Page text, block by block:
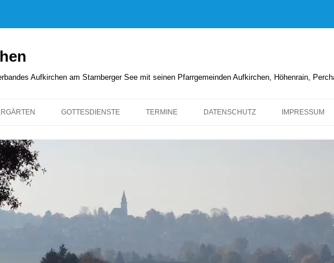
Aufkirchen am Starnberger See mit seinen Pfarrgemeinden Aufkirchen, Höhenrain,
GOTTESDIENSTE TERMINE DATENSCHUTZ IMPRESSUM